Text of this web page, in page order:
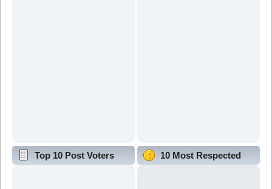
Top 10 Post Voters 10 Most Respected